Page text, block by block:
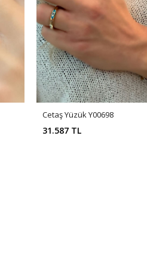
Cetaş Yüzük Y00698
31.587 TL